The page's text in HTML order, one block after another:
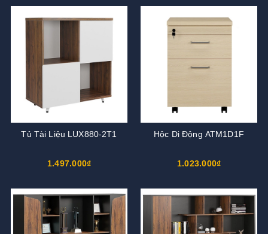
Tủ Tài Liệu LUX880-2T1
1.497.000₫
Hộc Di Động ATM1D1F
1.023.000₫